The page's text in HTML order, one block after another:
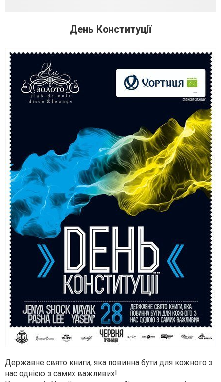
День Конституції
Державне свято книги, яка повинна бути для кожного з
нас однією з самих важливих!